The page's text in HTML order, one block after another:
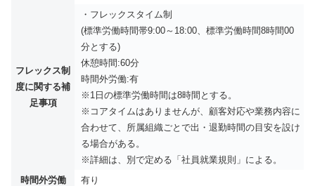
フレックス制
度に関する補
足事項
・フレックスタイム制
(標準労働時間帯9:00～18:00、標準労働時間8時間00
分とする)
休憩時間:60分
時間外労働:有
※1日の標準労働時間は8時間とする。
※コアタイムはありませんが、顧客対応や業務内容に
合わせて、所属組織ごとで出・退勤時間の目安を設け
る場合がある。
※詳細は、別で定める「社員就業規則」による。
時間外労働
有り